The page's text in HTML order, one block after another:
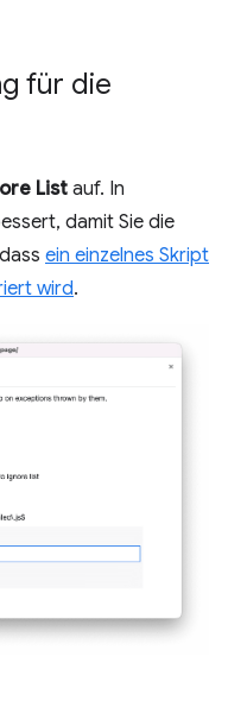
für die
List auf. In
damit Sie die
ein einzelnes Skript
wird.